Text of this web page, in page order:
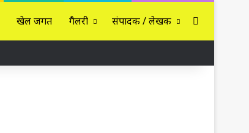
खेल जगत गैलरी संपादक / लेखक